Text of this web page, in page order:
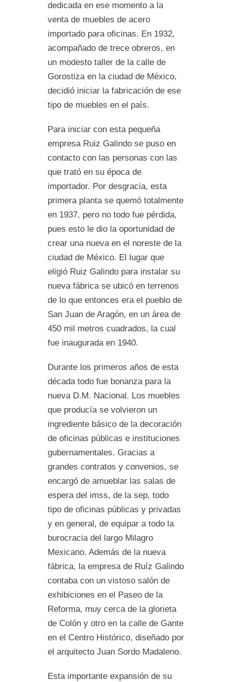
dedicada en ese momento a la
venta de muebles de acero
importado para oficinas. En 1932,
acompañado de trece obreros, en
un modesto taller de la calle de
Gorostiza en la ciudad de México,
decidió iniciar la fabricación de ese
tipo de muebles en el país.
Para iniciar con esta pequeña
empresa Ruiz Galindo se puso en
contacto con las personas con las
que trató en su época de
importador. Por desgracia, esta
primera planta se quemó totalmente
en 1937, pero no todo fue pérdida,
pues esto le dio la oportunidad de
crear una nueva en el noreste de la
ciudad de México. El lugar que
eligió Ruiz Galindo para instalar su
nueva fábrica se ubicó en terrenos
de lo que entonces era el pueblo de
San Juan de Aragón, en un área de
450 mil metros cuadrados, la cual
fue inaugurada en 1940.
Durante los primeros años de esta
década todo fue bonanza para la
nueva D.M. Nacional. Los muebles
que producía se volvieron un
ingrediente básico de la decoración
de oficinas públicas e instituciones
gubernamentales. Gracias a
grandes contratos y convenios, se
encargó de amueblar las salas de
espera del imss, de la sep, todo
tipo de oficinas públicas y privadas
y en general, de equipar a todo la
burocracia del largo Milagro
Mexicano. Además de la nueva
fábrica, la empresa de Ruíz Galindo
contaba con un vistoso salón de
exhibiciones en el Paseo de la
Reforma, muy cerca de la glorieta
de Colón y otro en la calle de Gante
en el Centro Histórico, diseñado por
el arquitecto Juan Sordo Madaleno.
Esta importante expansión de su